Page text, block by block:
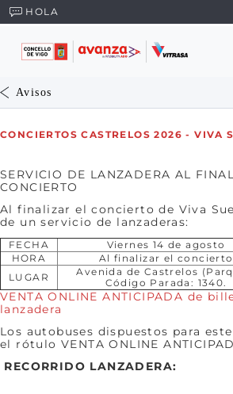
HOLA
Avisos
CONCIERTOS CASTRELOS 2026 - VIVA
SERVICIO DE LANZADERA AL
CONCIERTO
Al finalizar el concierto de Viva
de un servicio de lanzaderas:
FECHA
Viernes 14 de agosto
HORA
Al finalizar el concierto
LUGAR
Avenida de Castrelos
Código Parada: 1340.
VENTA ONLINE ANTICIPADA de
lanzadera
Los autobuses dispuestos para
el rótulo VENTA ONLINE
RECORRIDO LANZADERA: